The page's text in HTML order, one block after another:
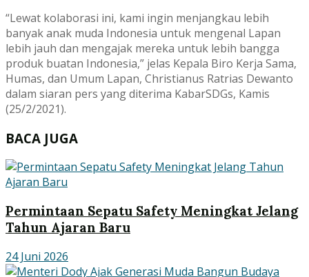
“Lewat kolaborasi ini, kami ingin menjangkau lebih
banyak anak muda Indonesia untuk mengenal Lapan
lebih jauh dan mengajak mereka untuk lebih bangga
produk buatan Indonesia,” jelas Kepala Biro Kerja Sama,
Humas, dan Umum Lapan, Christianus Ratrias Dewanto
dalam siaran pers yang diterima KabarSDGs, Kamis
(25/2/2021).
BACA JUGA
Permintaan Sepatu Safety Meningkat Jelang
Tahun Ajaran Baru
24 Juni 2026